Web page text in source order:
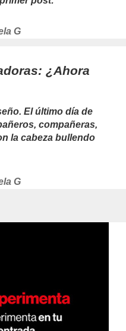
author/
G
¿Ahora
El último día de
compañeras,
la cabeza bullendo
author/
G